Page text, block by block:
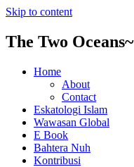
Skip to content
The Two Oceans~
Home
About
Contact
Eskatologi Islam
Wawasan Global
E Book
Bahtera Nuh
Kontribusi